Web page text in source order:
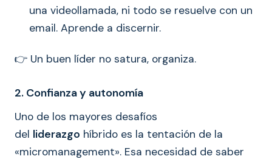
una videollamada, ni todo se resuelve con un
email. Aprende a discernir.
👉 Un buen líder no satura, organiza.
2. Confianza y autonomía
Uno de los mayores desafíos
del liderazgo híbrido es la tentación de la
«micromanagement». Esa necesidad de saber